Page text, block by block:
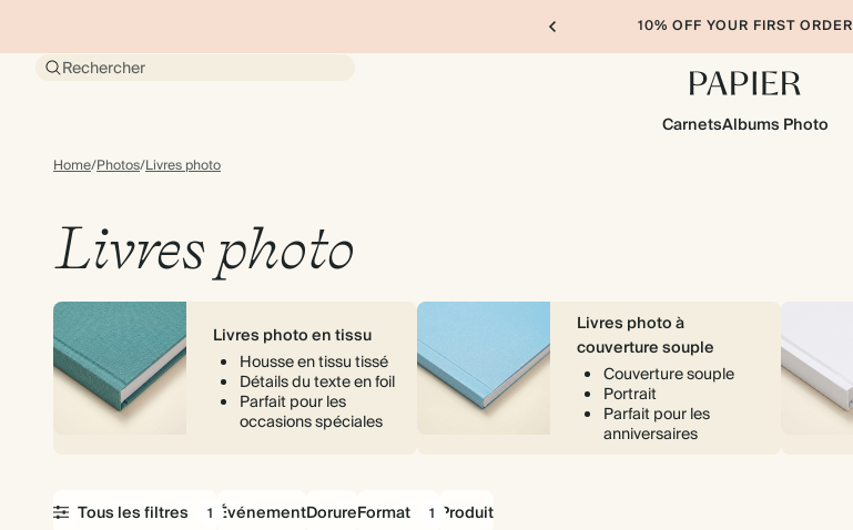
10% OFF YOUR FIRST ORDER
Rechercher
CarnetsAlbums Photo
Home/Photos/Livres photo
Livres photo
Livres photo en tissu
Housse en tissu tissé
Détails du texte en foil
Parfait pour les
occasions spéciales
Livres photo à
couverture souple
Couverture souple
Portrait
Parfait pour les
anniversaires
ÉvénementDorureFormat 1 Produit
Tous les filtres 1